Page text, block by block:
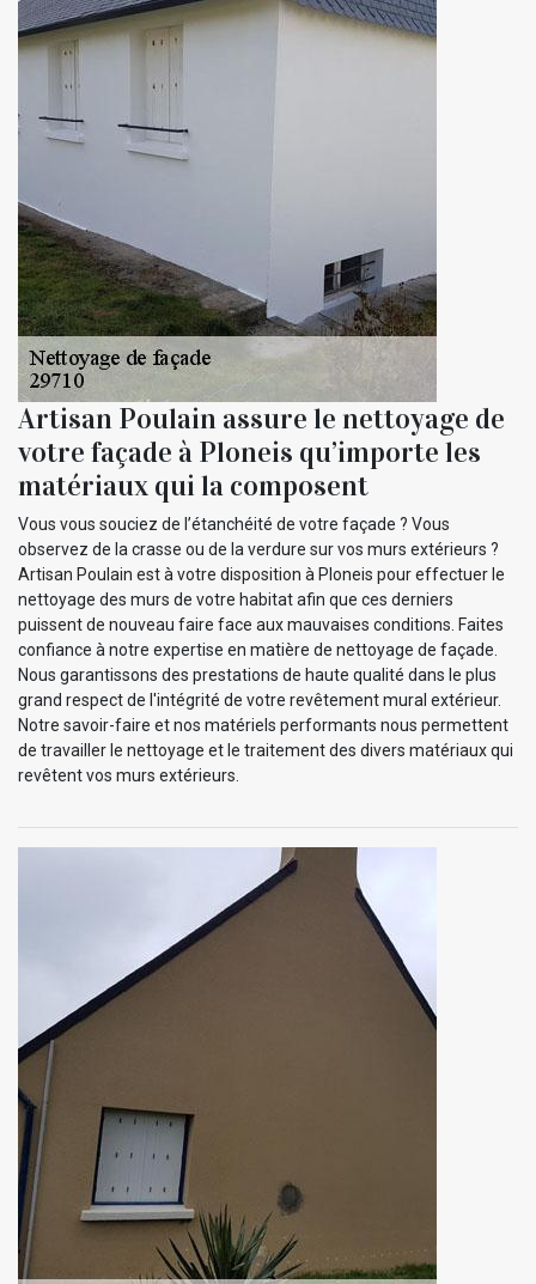
Artisan Poulain assure le nettoyage de
votre façade à Ploneis qu’importe les
matériaux qui la composent
Vous vous souciez de l’étanchéité de votre façade ? Vous
observez de la crasse ou de la verdure sur vos murs extérieurs ?
Artisan Poulain est à votre disposition à Ploneis pour effectuer le
nettoyage des murs de votre habitat afin que ces derniers
puissent de nouveau faire face aux mauvaises conditions. Faites
confiance à notre expertise en matière de nettoyage de façade.
Nous garantissons des prestations de haute qualité dans le plus
grand respect de l'intégrité de votre revêtement mural extérieur.
Notre savoir-faire et nos matériels performants nous permettent
de travailler le nettoyage et le traitement des divers matériaux qui
revêtent vos murs extérieurs.